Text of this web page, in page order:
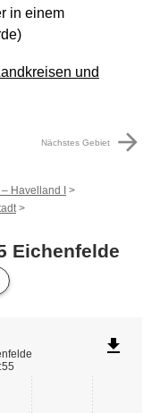
in einem
und
Nächstes Gebiet arrow_forward
Havelland I
Eichenfelde
file_download